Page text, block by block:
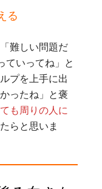
る
難しい問題だ
ていってね」と
プを上手に出
ったね」と褒
ても周りの人に
らと思いま